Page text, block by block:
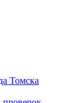
Томска